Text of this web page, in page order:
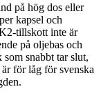
på hög dos eller
kapsel och
tillskott inte är
på oljebas och
snabbt tar slut,
för låg för svenska